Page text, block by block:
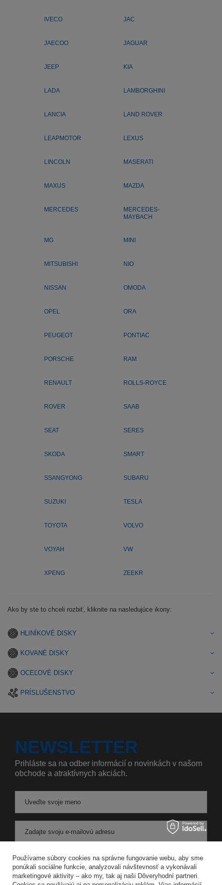
IVECO JAC
JAECOO JAGUAR
JEEP KIA
LADA LAMBORGHINI
LANCIA LAND ROVER
LEAPMOTOR LEXUS
LINCOLN MASERATI
MAXUS MAZDA
MERCEDES
MERCEDES-
MAYBACH
MG MINI
MITSUBISHI NIO
NISSAN OMODA
OPEL ORA
PEUGEOT PONTIAC
PORSCHE RAM
RENAULT ROLLS-ROYCE
ROVER SAAB
SEAT SERES
SKODA SMART
SSANGYONG SUBARU
SUZUKI TESLA
TOYOTA VOLVO
VOYAH VW
XPENG ZEEKR
Ako by ste to chceli rozbiť, kliknite na nasledujúce ikony:
HLINÍKOVÉ DISKY
KOVANÉ DISKY
OCEĽOVÉ DISKY
PRÍSLUŠENSTVO
NEWSLETTER
Prihláste sa na odber informácií o novinkách v našom
obchode a atraktívnych akciách.
Uveďte svoje meno
Zadajte svoju e-mailovú adresu
Súhlasím so spracovaním svojich osobných údajov na účely a v rozsahu služby Newsletter v
ULOŽIŤ
Používame súbory cookies na správne fungovanie webu, aby sme
ponúkali sociálne funkcie, analyzovali návštevnosť a vykonávali
marketingové aktivity – ako my, tak aj naši Dôveryhodní partneri.